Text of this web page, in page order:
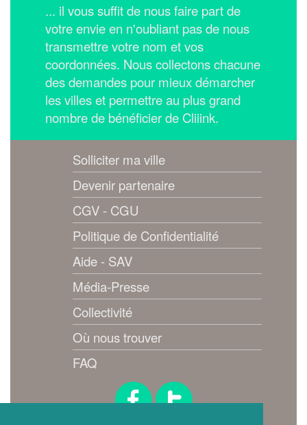
... il vous suffit de nous faire part de
votre envie en n'oubliant pas de nous
transmettre votre nom et vos
coordonnées. Nous collectons chacune
des demandes pour mieux démarcher
les villes et permettre au plus grand
nombre de bénéficier de Cliiink.
Solliciter ma ville
Devenir partenaire
CGV - CGU
Politique de Confidentialité
Aide - SAV
Média-Presse
Collectivité
Où nous trouver
FAQ